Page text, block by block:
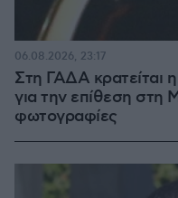
Στη ΓΑΔΑ κρατείται
για την επίθεση στη
φωτογραφίες
06.08.2026, 23:17